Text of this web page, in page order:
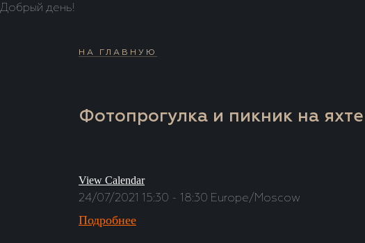
Добрый день!
НА ГЛАВНУЮ
Фотопрогулка и пикник на яхте
View Calendar
24/07/2021 15:30 - 18:30 Europe/Moscow
Подробнее